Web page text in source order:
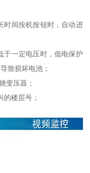
时间按机按钮时，自动进
于一定电压时，低电保护
致损坏电池；
变压器；
楼层号；